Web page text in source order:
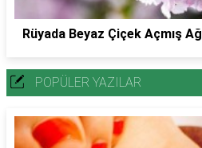
Rüyada Beyaz Çiçek Açmış
POPÜLER YAZILAR